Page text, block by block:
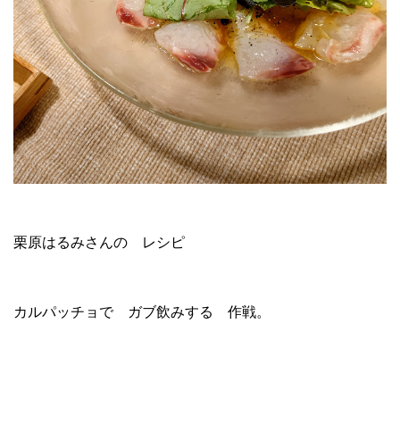
栗原はるみさんの レシピ
カルパッチョで ガブ飲みする 作戦。